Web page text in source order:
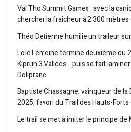
Val Tho Summit Games : avec la
chercher la fraîcheur à 2 300
Théo Detienne humilie un traileur
Loïc Lemoine termine deuxième du
Kiprun 3 Vallées… puis se fait
Doliprane
Baptiste Chassagne, vainqueur de la
2025, favori du Trail des Hauts-
Le trail se met à imiter le principe de